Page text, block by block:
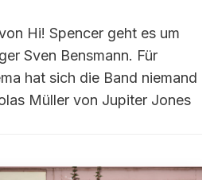
Hi! Spencer geht es um
Sven Bensmann. Für
hat sich die Band niemand
Müller von Jupiter Jones